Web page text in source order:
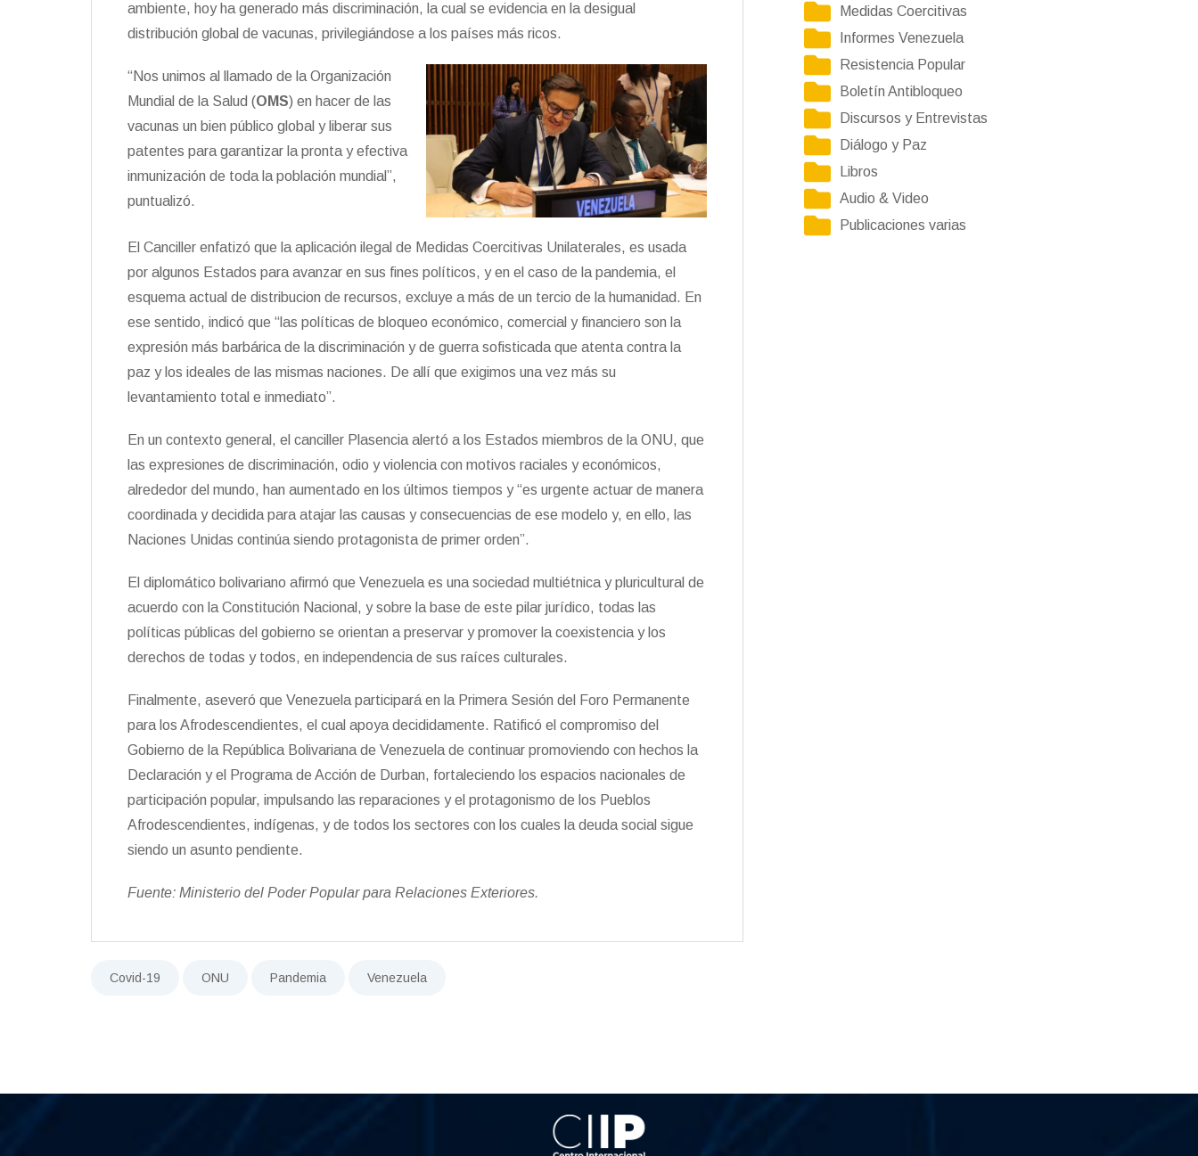
ambiente, hoy ha generado más discriminación, la cual se evidencia en la desigual
distribución global de vacunas, privilegiándose a los países más ricos.
“Nos unimos al llamado de la Organización
Mundial de la Salud (OMS) en hacer de las
vacunas un bien público global y liberar sus
patentes para garantizar la pronta y efectiva
inmunización de toda la población mundial”,
puntualizó.
El Canciller enfatizó que la aplicación ilegal de Medidas Coercitivas Unilaterales, es usada
por algunos Estados para avanzar en sus fines políticos, y en el caso de la pandemia, el
esquema actual de distribucion de recursos, excluye a más de un tercio de la humanidad. En
ese sentido, indicó que “las políticas de bloqueo económico, comercial y financiero son la
expresión más barbárica de la discriminación y de guerra sofisticada que atenta contra la
paz y los ideales de las mismas naciones. De allí que exigimos una vez más su
levantamiento total e inmediato”.
En un contexto general, el canciller Plasencia alertó a los Estados miembros de la ONU, que
las expresiones de discriminación, odio y violencia con motivos raciales y económicos,
alrededor del mundo, han aumentado en los últimos tiempos y “es urgente actuar de manera
coordinada y decidida para atajar las causas y consecuencias de ese modelo y, en ello, las
Naciones Unidas continúa siendo protagonista de primer orden”.
El diplomático bolivariano afirmó que Venezuela es una sociedad multiétnica y pluricultural de
acuerdo con la Constitución Nacional, y sobre la base de este pilar jurídico, todas las
políticas públicas del gobierno se orientan a preservar y promover la coexistencia y los
derechos de todas y todos, en independencia de sus raíces culturales.
Finalmente, aseveró que Venezuela participará en la Primera Sesión del Foro Permanente
para los Afrodescendientes, el cual apoya decididamente. Ratificó el compromiso del
Gobierno de la República Bolivariana de Venezuela de continuar promoviendo con hechos la
Declaración y el Programa de Acción de Durban, fortaleciendo los espacios nacionales de
participación popular, impulsando las reparaciones y el protagonismo de los Pueblos
Afrodescendientes, indígenas, y de todos los sectores con los cuales la deuda social sigue
siendo un asunto pendiente.
Fuente: Ministerio del Poder Popular para Relaciones Exteriores.
Covid-19 ONU Pandemia Venezuela
Medidas Coercitivas
Informes Venezuela
Resistencia Popular
Boletín Antibloqueo
Discursos y Entrevistas
Diálogo y Paz
Libros
Audio & Video
Publicaciones varias